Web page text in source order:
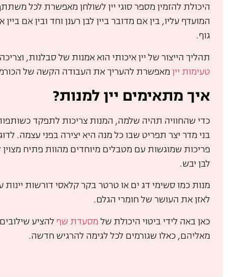
היכולת להזמין מספר סוגי יין לשולחן מאפשרת לכל
המועדף עליו, בין אם מדובר ביין לבן רענן וחד ובין אם
גוף.
תהליך הייצור של יין איכותי הוא אמנות של סבלנות,
טעימות ייןמאפשרת להעריך את העבודה הקשה של
איך מתאימים יין למנות?
כדי שהחוויה תהיה שלמה, המנות צריכות לתפקד
בני מדר יצר תפריט שבו כל מנה היא יצירה בפני עצמה.
פריכות שמוגשות עם מטבלים מיוחדים מהוות פתיח מצוין
לבן יבש.
מנות כמו סשימי דג ים או טרטר בקר קלאסי דורשות יינות
לאזן את העושר של חומרי הגלם.
כאן באה לידי ביטוי היכולת של מסעדת שף להציע
מאליהם, כאלו שגורמים לכל לגימה להרגיש חדשה.